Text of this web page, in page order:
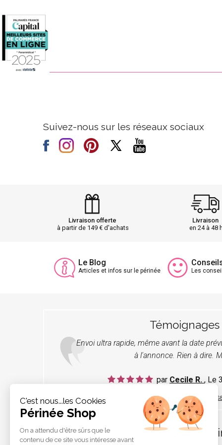
Suivez-nous sur les réseaux sociaux
Livraison offerte
à partir de 149 € d'achats
Livraison
en 24 à 48
Le Blog
Articles et infos sur le périnée Les
Témoignages
Envoi ultra rapide, même avant la date
à l'annonce. Rien à dire.
par Cecile R. , Le
LIRE TOUS LES
C'est nous...les Cookies
Périnée Shop
On a attendu d'être sûrs que le
contenu de ce site vous intéresse avant